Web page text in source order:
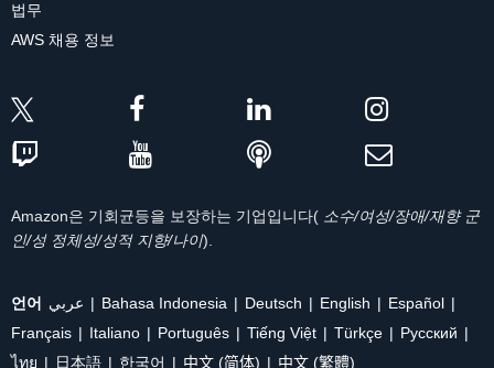
법무
AWS 채용 정보
Amazon은 기회균등을 보장하는 기업입니다( 소수/여성/장애/재향 군
인/성 정체성/성적 지향/나이).
언어 عربي Bahasa Indonesia Deutsch English
Español
Français
Italiano Português Tiếng Việt Türkçe
Ρусский
ไทย
日本語 한국어 中文 (简体) 中文 (繁體)